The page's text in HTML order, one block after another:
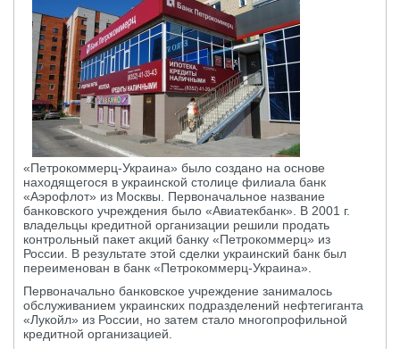
«Петрокоммерц-Украина» было создано на основе
находящегося в украинской столице филиала банк
«Аэрофлот» из Москвы. Первоначальное название
банковского учреждения было «Авиатекбанк». В 2001 г.
владельцы кредитной организации решили продать
контрольный пакет акций банку «Петрокоммерц» из
России. В результате этой сделки украинский банк был
переименован в банк «Петрокоммерц-Украина».
Первоначально банковское учреждение занималось
обслуживанием украинских подразделений нефтегиганта
«Лукойл» из России, но затем стало многопрофильной
кредитной организацией.